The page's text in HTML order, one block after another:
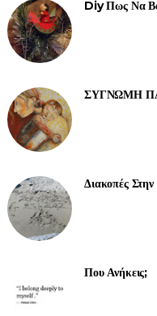
Diy Πως Να
ΣΥΓΝΩΜΗ
Διακοπές
Που Ανήκεις;